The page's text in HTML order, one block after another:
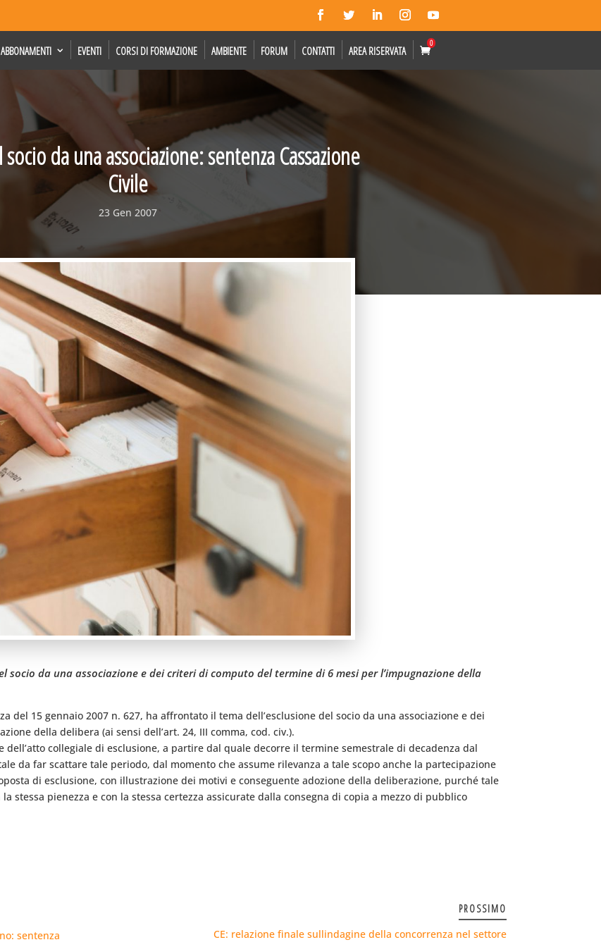
ABBONAMENTI EVENTI CORSI DI FORMAZIONE AMBIENTE FORUM CONTATTI AREA RISERVATA
0
da una associazione: sentenza Cassazione
Civile
23 Gen 2007
socio da una associazione e dei criteri di computo del termine di 6 mesi per l’impugnazione della
del 15 gennaio 2007 n. 627, ha affrontato il tema dell’esclusione del socio da una associazione e dei
della delibera (ai sensi dell’art. 24, III comma, cod. civ.).
dell’atto collegiale di esclusione, a partire dal quale decorre il termine semestrale di decadenza dal
da far scattare tale periodo, dal momento che assume rilevanza a tale scopo anche la partecipazione
di esclusione, con illustrazione dei motivi e conseguente adozione della deliberazione, purché tale
stessa pienezza e con la stessa certezza assicurate dalla consegna di copia a mezzo di pubblico
sentenza
PROSSIMO
CE: relazione finale sullindagine della concorrenza nel settore